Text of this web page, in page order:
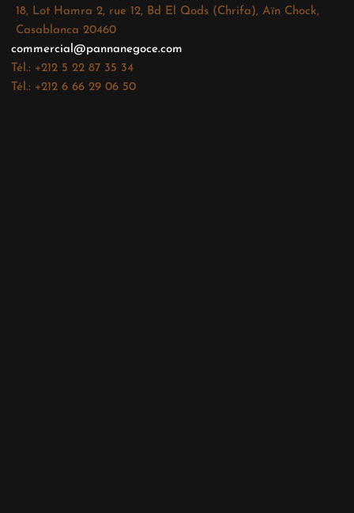
18, Lot Hamra 2, rue 12, Bd El Qods (Chrifa), Aïn Chock,
Casablanca 20460
commercial@pannanegoce.com
Tél.: +212 5 22 87 35 34
Tél.: +212 6 66 29 06 50